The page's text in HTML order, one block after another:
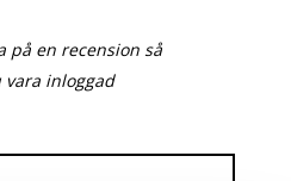
på en recension så
vara inloggad